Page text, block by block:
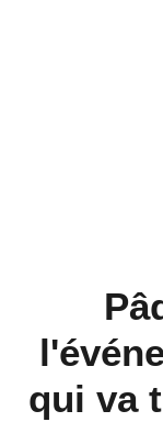
qui va